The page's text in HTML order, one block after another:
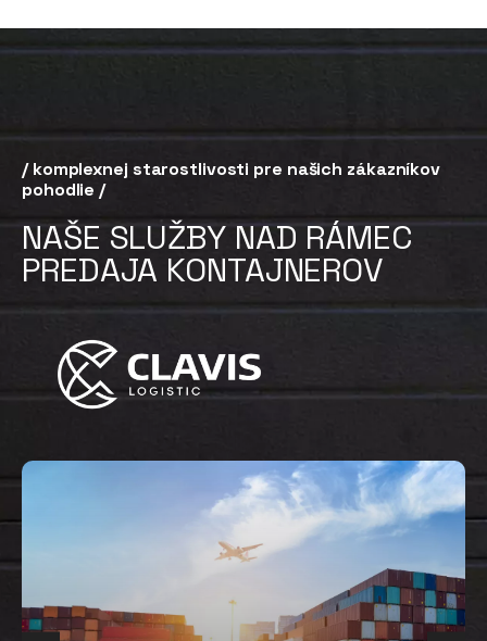
/ komplexnej starostlivosti pre našich zákazníkov
pohodlie /
NAŠE SLUŽBY NAD RÁMEC
PREDAJA KONTAJNEROV